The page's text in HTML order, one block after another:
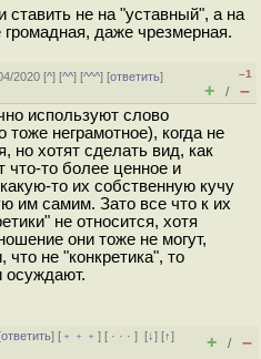
ставить не на "уставный", а на
даже чрезмерная.
2020 [^] [^^] [^^^] [ответить]
–1
+ / –
используют слово
тоже неграмотное), когда не
но хотят сделать вид, как
то более ценное и
то их собственную кучу
им самим. Зато все что к их
не относится, хотя
они тоже не могут,
не "конкретика", то
осуждают.
ответить] [ ﹢﹢﹢] [ · · ·][↓] [↑]
+ / –